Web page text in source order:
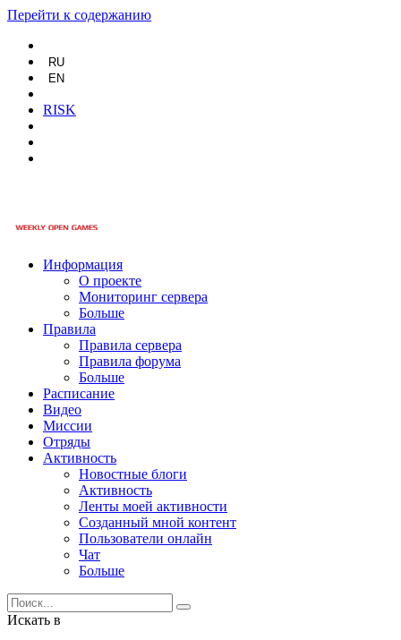
Перейти к содержанию
RU
EN
RISK
Информация
О проекте
Мониторинг сервера
Больше
Правила
Правила сервера
Правила форума
Больше
Расписание
Видео
Миссии
Отряды
Активность
Новостные блоги
Активность
Ленты моей активности
Созданный мной контент
Пользователи онлайн
Чат
Больше
Искать в